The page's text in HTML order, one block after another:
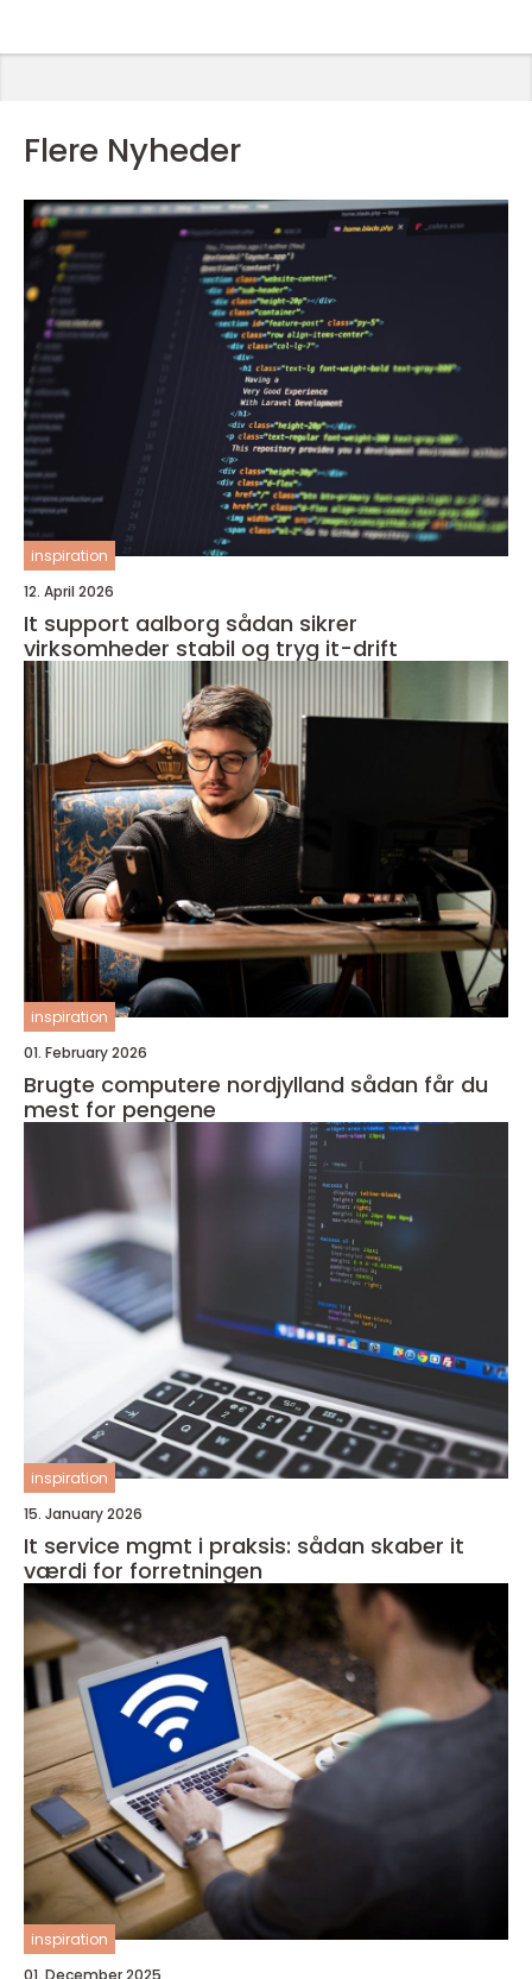
Flere Nyheder
inspiration
12. April 2026
It support aalborg sådan sikrer
virksomheder stabil og tryg it-drift
inspiration
01. February 2026
Brugte computere nordjylland sådan får du
mest for pengene
inspiration
15. January 2026
It service mgmt i praksis: sådan skaber it
værdi for forretningen
inspiration
01. December 2025